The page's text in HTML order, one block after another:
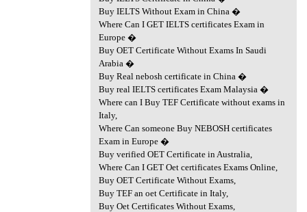
Buy IELTS Without Exam in China �
Where Can I GET IELTS certificates Exam in
Europe �
Buy OET Certificate Without Exams In Saudi
Arabia �
Buy Real nebosh certificate in China �
Buy real IELTS certificates Exam Malaysia �
Where can I Buy TEF Certificate without exams in
Italy,
Where Can someone Buy NEBOSH certificates
Exam in Europe �
Buy verified OET Certificate in Australia,
Where Can I GET Oet certificates Exams Online,
Buy OET Certificate Without Exams,
Buy TEF an oet Certificate in Italy,
Buy Oet Certificates Without Exams,